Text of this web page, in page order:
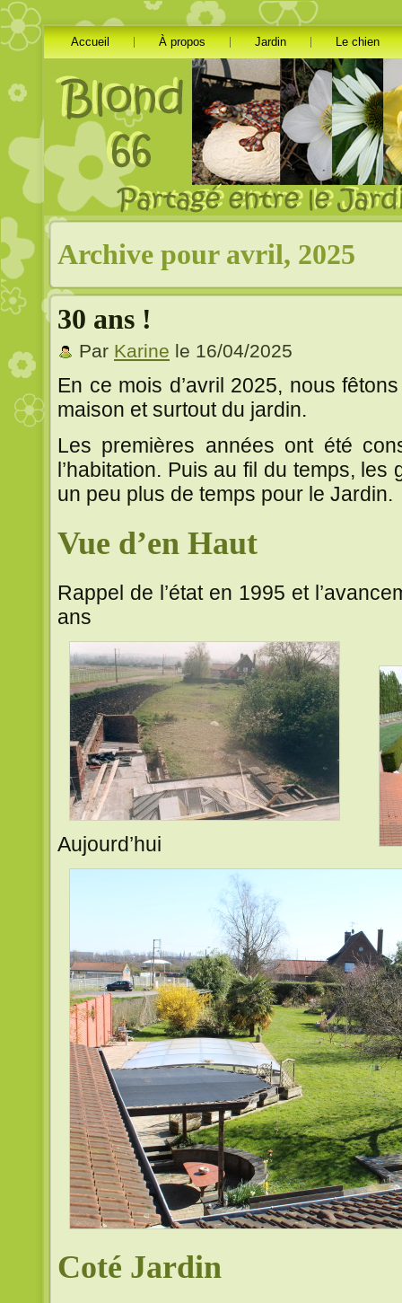
Accueil À propos Jardin Le chien
Archive pour avril, 2025
30 ans !
Par Karine le 16/04/2025
En ce mois d’avril 2025, nous
maison et surtout du jardin.
Les premières années ont été
l’habitation. Puis au fil du temps,
un peu plus de temps pour le Jardin.
Vue d’en Haut
Rappel de l’état en 1995 et
ans
Aujourd’hui
Coté Jardin